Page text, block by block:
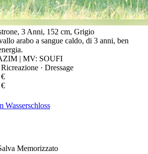
3 Anni, 152 cm, Grigio
arabo a sangue caldo, di 3 anni, ben
| MV: SOUFI
· Dressage
Wasserschloss
Memorizzato